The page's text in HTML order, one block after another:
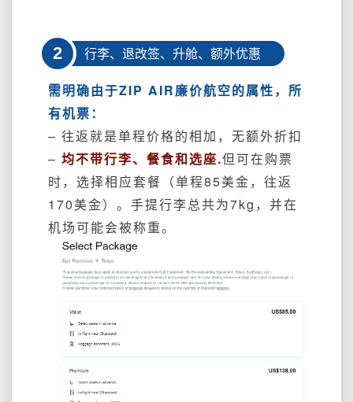
2 行李、退改签、升舱、额外优惠
需明确由于ZIP AIR廉价航空的属性，所
有机票：
– 往返就是单程价格的相加，无额外折扣
– 均不带行李、餐食和选座.但可在购票
时，选择相应套餐（单程85美金，往返
170美金）。手提行李总共为7kg，并在
机场可能会被称重。